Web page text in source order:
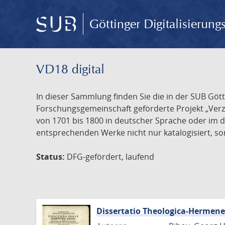
Göttinger
VD18 digital
In dieser Sammlung finden Sie die in der SUB
Forschungsgemeinschaft geförderte Projekt
von 1701 bis 1800 in deutscher Sprache oder im
entsprechenden Werke nicht nur katalogisiert,
Status: DFG-gefördert, laufend
Dissertatio Theologica-